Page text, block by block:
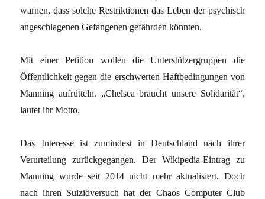
warnen, dass solche Restriktionen das Leben der psychisch
angeschlagenen Gefangenen gefährden könnten.
Mit einer Petition wollen die Unterstützergruppen die
Öffentlichkeit gegen die erschwerten Haftbedingungen von
Manning aufrütteln. „Chelsea braucht unsere Solidarität“,
lautet ihr Motto.
Das Interesse ist zumindest in Deutschland nach ihrer
Verurteilung zurückgegangen. Der Wikipedia-Eintrag zu
Manning wurde seit 2014 nicht mehr aktualisiert. Doch
nach ihren Suizidversuch hat der Chaos Computer Club